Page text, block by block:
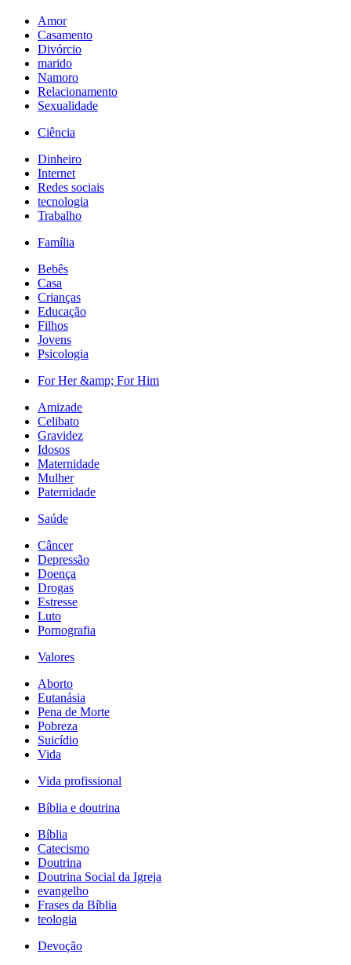
Amor
Casamento
Divórcio
marido
Namoro
Relacionamento
Sexualidade
Ciência
Dinheiro
Internet
Redes sociais
tecnologia
Trabalho
Família
Bebês
Casa
Crianças
Educação
Filhos
Jovens
Psicologia
For Her &amp; For Him
Amizade
Celibato
Gravidez
Idosos
Maternidade
Mulher
Paternidade
Saúde
Câncer
Depressão
Doença
Drogas
Estresse
Luto
Pornografia
Valores
Aborto
Eutanásia
Pena de Morte
Pobreza
Suicídio
Vida
Vida profissional
Bíblia e doutrina
Bíblia
Catecismo
Doutrina
Doutrina Social da Igreja
evangelho
Frases da Bíblia
teologia
Devoção